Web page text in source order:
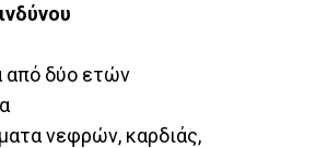
από δύο ετών
νεφρών, καρδιάς,